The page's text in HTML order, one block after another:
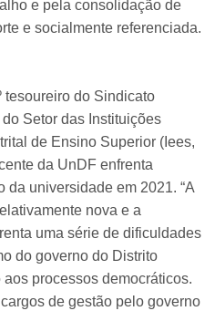
e pela consolidação de
e socialmente referenciada.
tesoureiro do Sindicato
Setor das Instituições
de Ensino Superior (Iees,
da UnDF enfrenta
universidade em 2021. “A
nova e a
uma série de dificuldades
do governo do Distrito
processos democráticos.
de gestão pelo governo